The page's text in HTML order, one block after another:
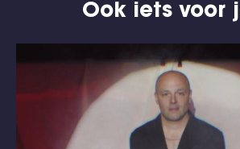
Ook iets voor